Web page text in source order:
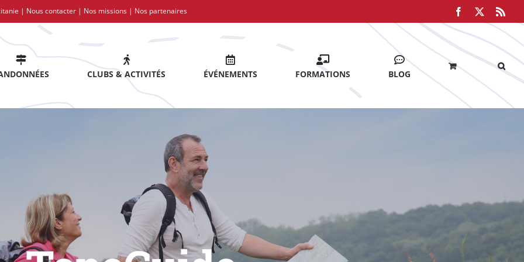
| Nous contacter | Nos missions | Nos partenaires Facebook
CLUBS & ACTIVITÉS ÉVÉNEMENTS FORMATIONS BLOG